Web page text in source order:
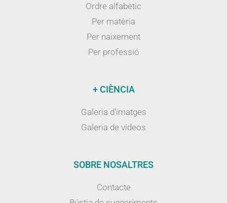
Ordre alfabètic
Per matèria
Per naixement
Per professió
+ CIÈNCIA
Galeria d’imatges
Galeria de videos
SOBRE NOSALTRES
Contacte